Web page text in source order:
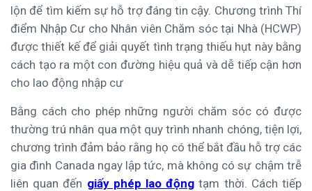
lộn để tìm kiếm sự hỗ trợ đáng tin cậy. Chương trình Thí
điểm Nhập Cư cho Nhân viên Chăm sóc tại Nhà (HCWP)
được thiết kế để giải quyết tình trạng thiếu hụt này bằng
cách tạo ra một con đường hiệu quả và dễ tiếp cận hơn
cho lao động nhập cư
Bằng cách cho phép những người chăm sóc có được
thường trú nhân qua một quy trình nhanh chóng, tiện lợi,
chương trình đảm bảo rằng họ có thể bắt đầu hỗ trợ các
gia đình Canada ngay lập tức, mà không có sự chậm trễ
liên quan đến giấy phép lao động tạm thời. Cách tiếp